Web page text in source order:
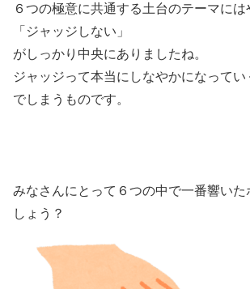
６つの極意に共通する土台のテーマには
「ジャッジしない」
がしっかり中央にありましたね。
ジャッジって本当にしなやかになって
でしまうものです。
みなさんにとって６つの中で一番響い
しょう？